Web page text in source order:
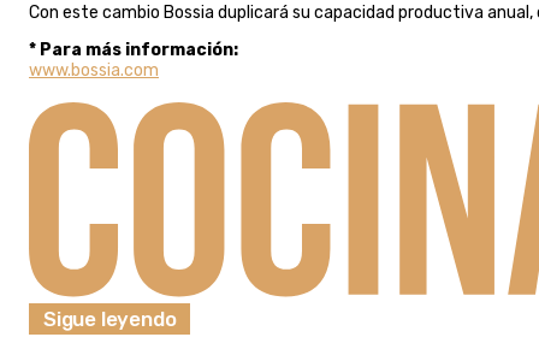
Con este cambio Bossia duplicará su capacidad productiva
* Para más información:
www.bossia.com
Sigue leyendo